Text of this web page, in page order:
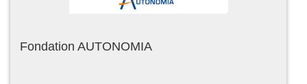
Fondation AUTONOMIA